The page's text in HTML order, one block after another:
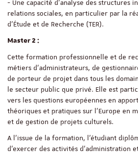
- Une capacité d'analyse des structures
relations sociales, en particulier par la
d'Étude et de Recherche (TER).
Master 2 :
Cette formation professionnelle et de
métiers d’administrateurs, de
de porteur de projet dans tous les
le secteur public que privé. Elle est
vers les questions européennes en
théoriques et pratiques sur l’Europe en
et de gestion de projets culturels.
A l’issue de la formation, l’étudiant
d’exercer des activités d’administration